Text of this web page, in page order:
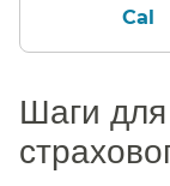
Cal​​
Шаги